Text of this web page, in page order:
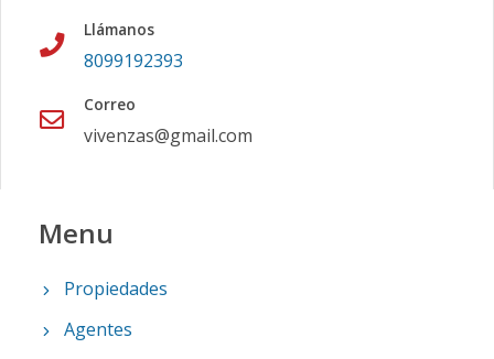
Llámanos
8099192393
Correo
vivenzas@gmail.com
Menu
Propiedades
Agentes